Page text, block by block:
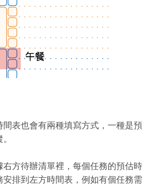
間表也會有兩種填寫方式，一種是預
右方待辦清單裡，每個任務的預估時
安排到左方時間表，例如有個任務需